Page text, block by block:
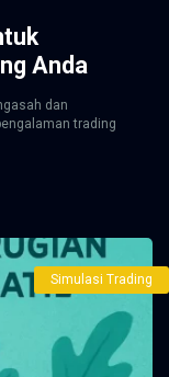
Anda
dan
trading
Simulasi Trading